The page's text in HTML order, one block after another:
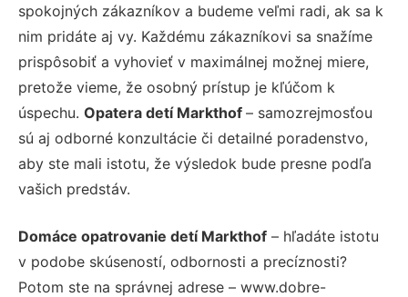
spokojných zákazníkov a budeme veľmi radi, ak sa k
nim pridáte aj vy. Každému zákazníkovi sa snažíme
prispôsobiť a vyhovieť v maximálnej možnej miere,
pretože vieme, že osobný prístup je kľúčom k
úspechu. Opatera detí Markthof – samozrejmosťou
sú aj odborné konzultácie či detailné poradenstvo,
aby ste mali istotu, že výsledok bude presne podľa
vašich predstáv.
Domáce opatrovanie detí Markthof – hľadáte istotu
v podobe skúseností, odbornosti a precíznosti?
Potom ste na správnej adrese – www.dobre-